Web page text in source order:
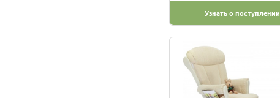
Узнать о поступлении